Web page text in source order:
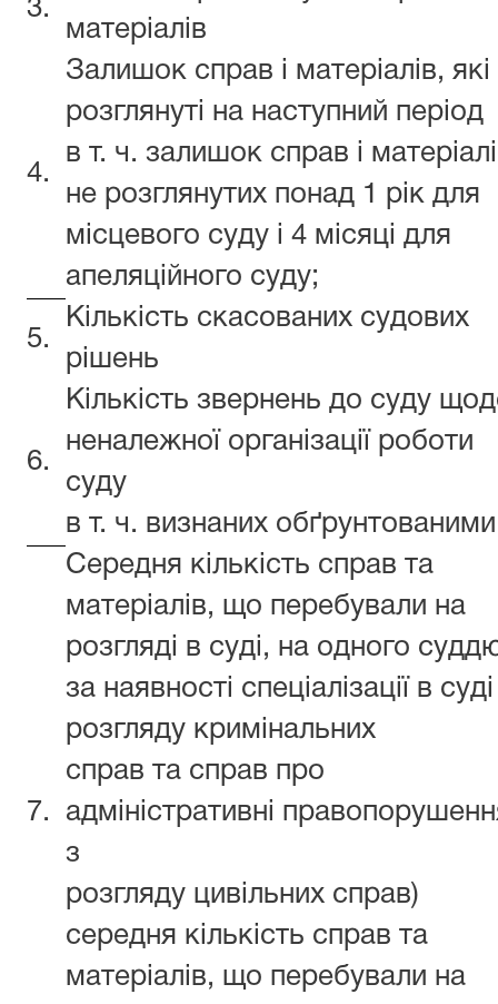
3.
матеріалів
4.
Залишок справ і матеріалів, які
розглянуті на наступний період
в т. ч. залишок справ і
не розглянутих понад 1 рік для
місцевого суду і 4 місяці для
апеляційного суду;
5.
Кількість скасованих судових
рішень
6.
Кількість звернень до суду
неналежної організації роботи
суду
в т. ч. визнаних обґрунтованими
7.
Середня кількість справ та
матеріалів, що перебували на
розгляді в суді, на одного
за наявності спеціалізації в
розгляду кримінальних
справ та справ про
адміністративні
з
розгляду цивільних справ)
середня кількість справ та
матеріалів, що перебували на